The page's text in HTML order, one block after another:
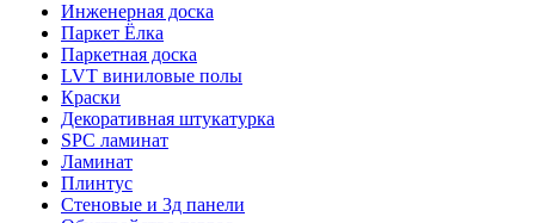
Инженерная доска
Паркет Ёлка
Паркетная доска
LVT виниловые полы
Краски
Декоративная штукатурка
SPC ламинат
Ламинат
Плинтус
Стеновые и 3д панели